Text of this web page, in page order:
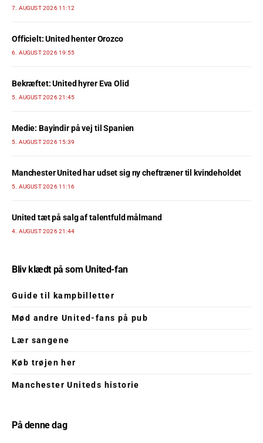
7. AUGUST 2026 11:12
Officielt: United henter Orozco
6. AUGUST 2026 19:55
Bekræftet: United hyrer Eva Olid
5. AUGUST 2026 21:45
Medie: Bayindir på vej til Spanien
5. AUGUST 2026 15:39
Manchester United har udset sig ny cheftræner til kvindeholdet
5. AUGUST 2026 11:16
United tæt på salg af talentfuld målmand
4. AUGUST 2026 21:44
Bliv klædt på som United-fan
Guide til kampbilletter
Mød andre United-fans på pub
Lær sangene
Køb trøjen her
Manchester Uniteds historie
På denne dag